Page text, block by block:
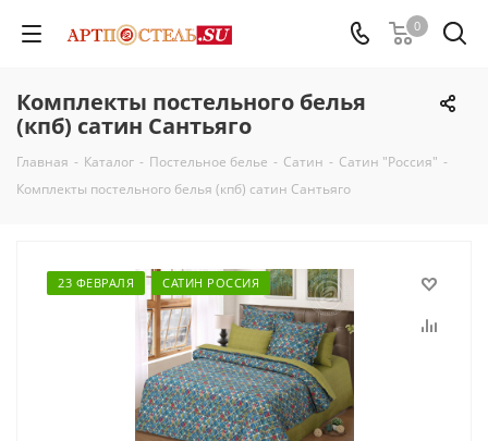
0
Комплекты постельного белья
(кпб) сатин Сантьяго
Главная - Каталог - Постельное белье - Сатин - Сатин "Россия" -
Комплекты постельного белья (кпб) сатин Сантьяго
23 ФЕВРАЛЯ САТИН РОССИЯ